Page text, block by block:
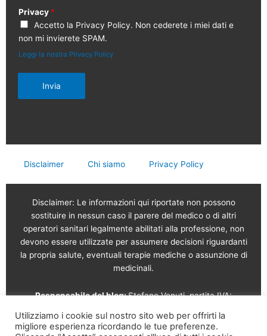
Privacy *
Accetto la Privacy Policy. Non cederete i miei dati e
non mi invierete SPAM.
Leggi la nostra Privacy Policy
Invia
Disclaimer Chi siamo Privacy Policy
Disclaimer: Le informazioni qui riportate non possono
sostituire in nessun caso il parere del medico o di altri
operatori sanitari legalmente abilitati alla professione, non
devono essere utilizzate per assumere decisioni riguardanti
la propria salute, eventuali terapie mediche o assunzione di
medicinali.
Responsabile del blog:Stefano Venuti, partita IVA:
Utilizziamo i cookie sul nostro sito web per offrirti la
migliore esperienza ricordando le tue preferenze.